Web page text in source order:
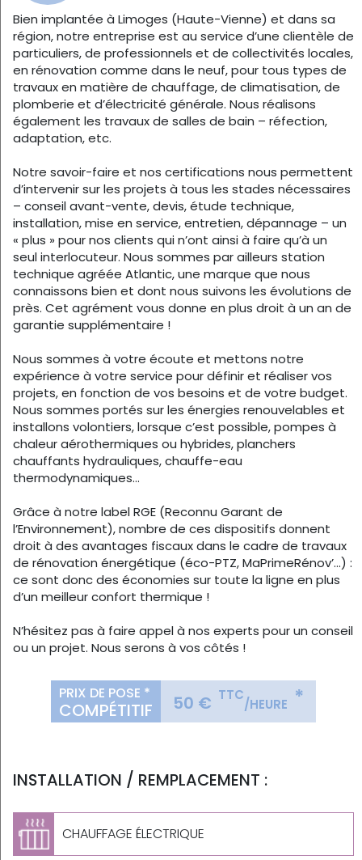
Bien implantée à Limoges (Haute-Vienne) et dans sa
région, notre entreprise est au service d’une clientèle de
particuliers, de professionnels et de collectivités locales,
en rénovation comme dans le neuf, pour tous types de
travaux en matière de chauffage, de climatisation, de
plomberie et d’électricité générale. Nous réalisons
également les travaux de salles de bain – réfection,
adaptation, etc.
Notre savoir-faire et nos certifications nous permettent
d’intervenir sur les projets à tous les stades nécessaires
– conseil avant-vente, devis, étude technique,
installation, mise en service, entretien, dépannage – un
« plus » pour nos clients qui n’ont ainsi à faire qu’à un
seul interlocuteur. Nous sommes par ailleurs station
technique agréée Atlantic, une marque que nous
connaissons bien et dont nous suivons les évolutions de
près. Cet agrément vous donne en plus droit à un an de
garantie supplémentaire !
Nous sommes à votre écoute et mettons notre
expérience à votre service pour définir et réaliser vos
projets, en fonction de vos besoins et de votre budget.
Nous sommes portés sur les énergies renouvelables et
installons volontiers, lorsque c’est possible, pompes à
chaleur aérothermiques ou hybrides, planchers
chauffants hydrauliques, chauffe-eau
thermodynamiques…
Grâce à notre label RGE (Reconnu Garant de
l’Environnement), nombre de ces dispositifs donnent
droit à des avantages fiscaux dans le cadre de travaux
de rénovation énergétique (éco-PTZ, MaPrimeRénov’…) :
ce sont donc des économies sur toute la ligne en plus
d’un meilleur confort thermique !
N’hésitez pas à faire appel à nos experts pour un conseil
ou un projet. Nous serons à vos côtés !
PRIX DE POSE *
COMPÉTITIF 50 € TTC
/HEURE *
INSTALLATION / REMPLACEMENT :
CHAUFFAGE ÉLECTRIQUE